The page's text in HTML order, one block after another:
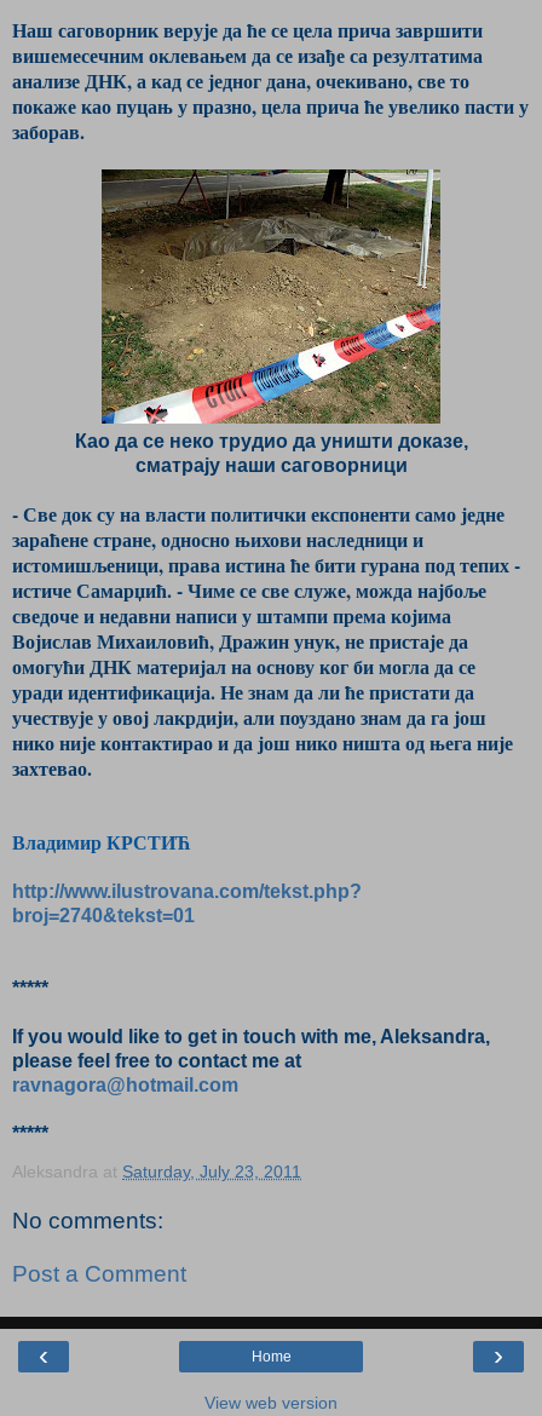
Наш саговорник верује да ће се цела прича завршити
вишемесечним оклевањем да се изађе са резултатима
анализе ДНК, а кад се једног дана, очекивано, све то
покаже као пуцањ у празно, цела прича ће увелико пасти у
заборав.
Као да се неко трудио да уништи доказе,
сматрају наши саговорници
- Све док су на власти политички експоненти само једне
зараћене стране, односно њихови наследници и
истомишљеници, права истина ће бити гурана под тепих -
истиче Самарџић. - Чиме се све служе, можда најбоље
сведоче и недавни написи у штампи према којима
Војислав Михаиловић, Дражин унук, не пристаје да
омогући ДНК материјал на основу ког би могла да се
уради идентификација. Не знам да ли ће пристати да
учествује у овој лакрдији, али поуздано знам да га још
нико није контактирао и да још нико ништа од њега није
захтевао.
Владимир КРСТИЋ
http://www.ilustrovana.com/tekst.php?
broj=2740&tekst=01
*****
If you would like to get in touch with me, Aleksandra,
please feel free to contact me at
ravnagora@hotmail.com
*****
Aleksandra at Saturday, July 23, 2011
No comments:
Post a Comment
‹ ›
Home
View web version